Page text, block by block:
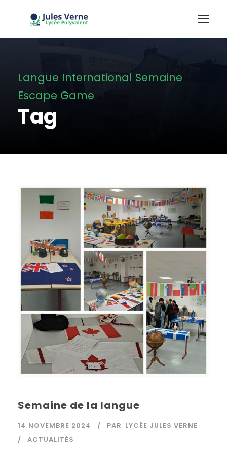
Langue International Semaine
Escape Game
Tag
Semaine de la langue
14 NOVEMBRE 2024 PAR LYCÉE JULES VERNE
ACTUALITÉS